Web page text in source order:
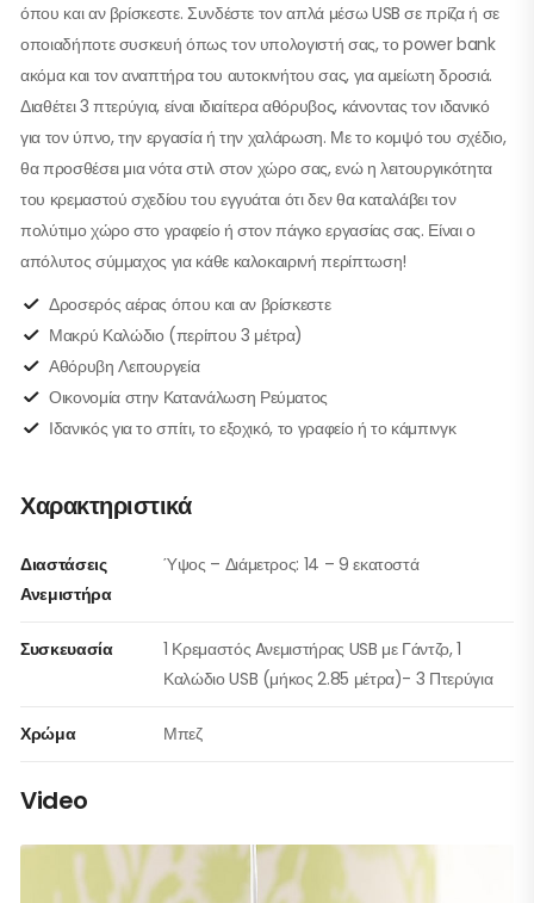
όπου και αν βρίσκεστε. Συνδέστε τον απλά μέσω USB σε πρίζα ή σε
οποιαδήποτε συσκευή όπως τον υπολογιστή σας, το power bank
ακόμα και τον αναπτήρα του αυτοκινήτου σας, για αμείωτη δροσιά.
Διαθέτει 3 πτερύγια, είναι ιδιαίτερα αθόρυβος, κάνοντας τον ιδανικό
για τον ύπνο, την εργασία ή την χαλάρωση. Με το κομψό του σχέδιο,
θα προσθέσει μια νότα στιλ στον χώρο σας, ενώ η λειτουργικότητα
του κρεμαστού σχεδίου του εγγυάται ότι δεν θα καταλάβει τον
πολύτιμο χώρο στο γραφείο ή στον πάγκο εργασίας σας. Είναι ο
απόλυτος σύμμαχος για κάθε καλοκαιρινή περίπτωση!
Δροσερός αέρας όπου και αν βρίσκεστε
Μακρύ Καλώδιο (περίπου 3 μέτρα)
Αθόρυβη Λειτουργεία
Οικονομία στην Κατανάλωση Ρεύματος
Ιδανικός για το σπίτι, το εξοχικό, το γραφείο ή το κάμπινγκ
Χαρακτηριστικά
Διαστάσεις
Ανεμιστήρα
Ύψος – Διάμετρος: 14 – 9 εκατοστά
Συσκευασία
1 Κρεμαστός Aνεμιστήρας USB με Γάντζο, 1
Καλώδιο USB (μήκος 2.85 μέτρα)- 3 Πτερύγια
Χρώμα Μπεζ
Video